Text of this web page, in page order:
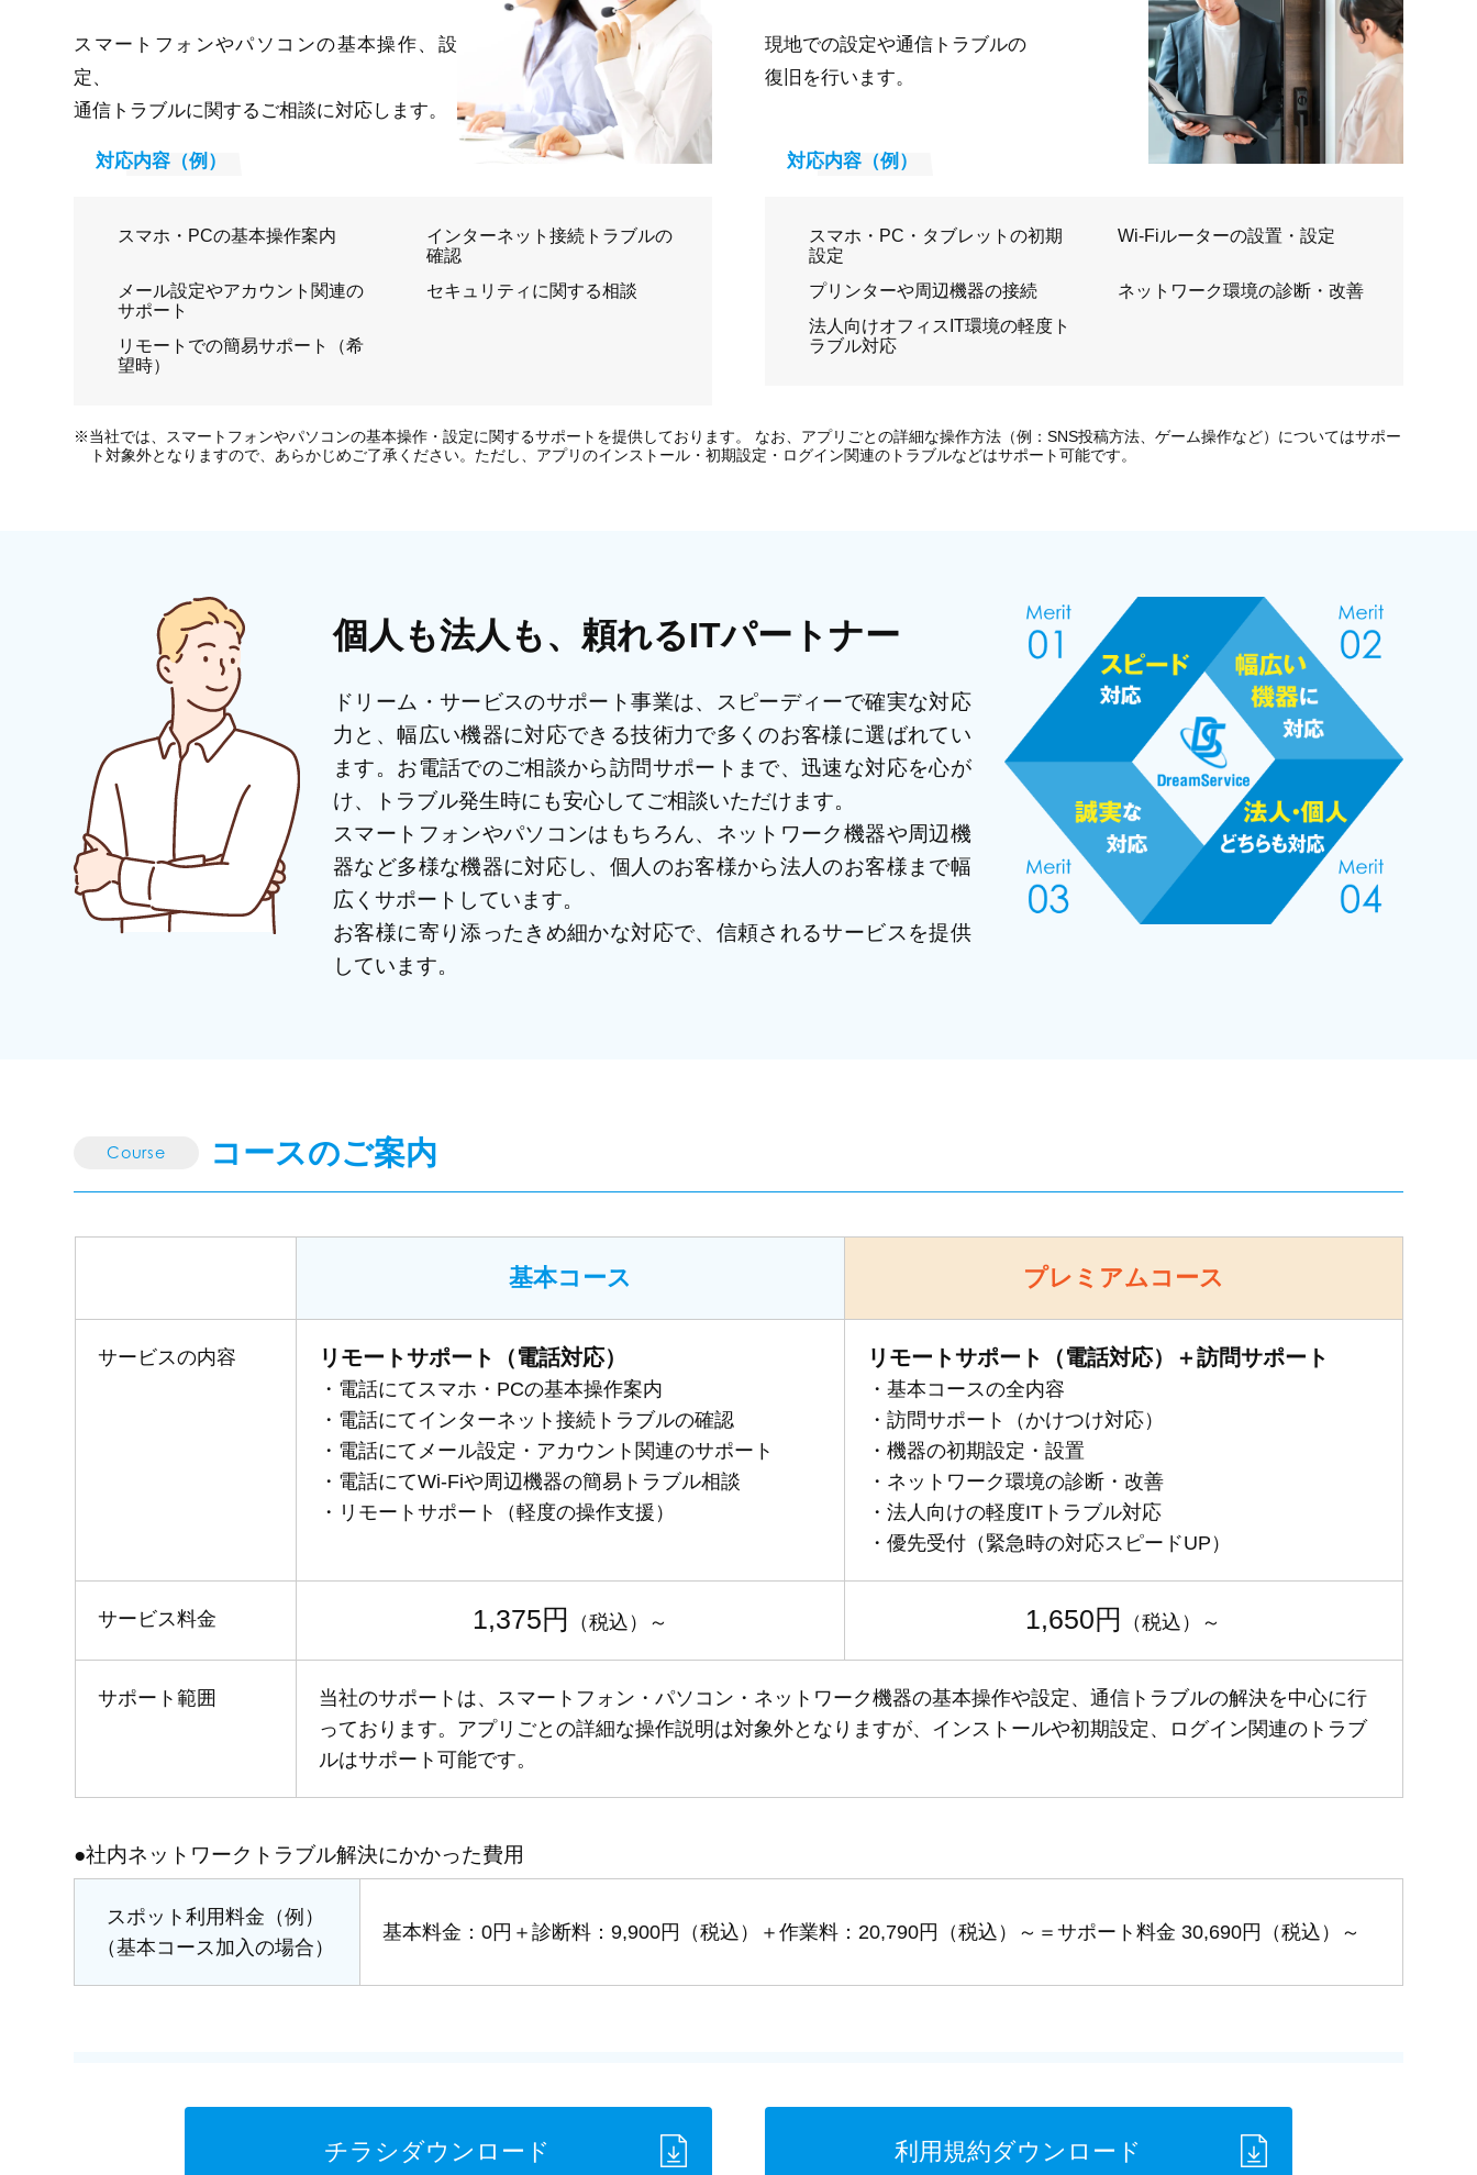
スマートフォンやパソコンの基本操作、設
定、
通信トラブルに関するご相談に対応します。
スマホ・PCの基本操作案内
インターネット接続トラブルの
確認
メール設定やアカウント関連の
サポート
セキュリティに関する相談
リモートでの簡易サポート（希
望時）
現地での設定や通信トラブルの
復旧を行います。
スマホ・PC・タブレットの初期
設定
Wi-Fiルーターの設置・設定
プリンターや周辺機器の接続
ネットワーク環境の診断・改善
法人向けオフィスIT環境の軽度ト
ラブル対応
※当社では、スマートフォンやパソコンの基本操作・設定に関するサポートを提供しております。 なお、アプリごとの詳細な操作方法（例：SNS投稿方法、ゲーム操作など）についてはサポー
ト対象外となりますので、あらかじめご了承ください。ただし、アプリのインストール・初期設定・ログイン関連のトラブルなどはサポート可能です。
個人も法人も、頼れるITパートナー
ドリーム・サービスのサポート事業は、スピーディーで確実な対応
力と、幅広い機器に対応できる技術力で多くのお客様に選ばれてい
ます。お電話でのご相談から訪問サポートまで、迅速な対応を心が
け、トラブル発生時にも安心してご相談いただけます。
スマートフォンやパソコンはもちろん、ネットワーク機器や周辺機
器など多様な機器に対応し、個人のお客様から法人のお客様まで幅
広くサポートしています。
お客様に寄り添ったきめ細かな対応で、信頼されるサービスを提供
しています。
Course コースのご案内
基本コース プレミアムコース
サービスの内容 リモートサポート（電話対応）
・電話にてスマホ・PCの基本操作案内
・電話にてインターネット接続トラブルの確認
・電話にてメール設定・アカウント関連のサポート
・電話にてWi-Fiや周辺機器の簡易トラブル相談
・リモートサポート（軽度の操作支援）
リモートサポート（電話対応）＋訪問サポート
・基本コースの全内容
・訪問サポート（かけつけ対応）
・機器の初期設定・設置
・ネットワーク環境の診断・改善
・法人向けの軽度ITトラブル対応
・優先受付（緊急時の対応スピードUP）
サービス料金 1,375円 （税込）～ 1,650円 （税込）～
サポート範囲
当社のサポートは、スマートフォン・パソコン・ネットワーク機器の基本操作や設定、通信トラブルの解決を中心に行
っております。アプリごとの詳細な操作説明は対象外となりますが、インストールや初期設定、ログイン関連のトラブ
ルはサポート可能です。
●社内ネットワークトラブル解決にかかった費用
スポット利用料金（例）
（基本コース加入の場合）
基本料金：0円＋診断料：9,900円（税込） ＋作業料：20,790円（税込）～ ＝サポート料金 30,690円（税込）～
チラシダウンロード 利用規約ダウンロード